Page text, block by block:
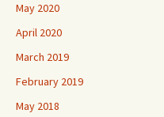
May 2020
April 2020
March 2019
February 2019
May 2018